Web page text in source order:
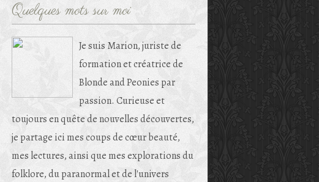
Quelques mots sur moi
Je suis Marion, juriste de
formation et créatrice de
Blonde and Peonies par
passion. Curieuse et
toujours en quête de nouvelles découvertes,
je partage ici mes coups de cœur beauté,
mes lectures, ainsi que mes explorations du
folklore, du paranormal et de l'univers